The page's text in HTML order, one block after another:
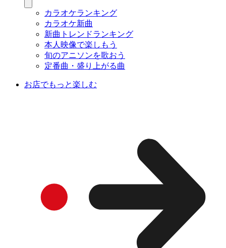
カラオケランキング
カラオケ新曲
新曲トレンドランキング
本人映像で楽しもう
旬のアニソンを歌おう
定番曲・盛り上がる曲
お店でもっと楽しむ